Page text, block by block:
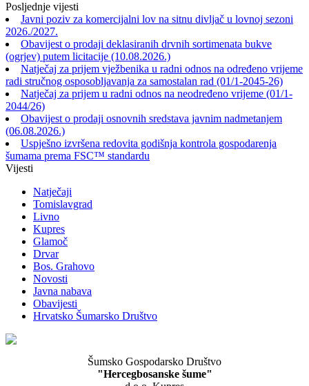
Posljednje vijesti
Javni poziv za komercijalni lov na sitnu divljač u lovnoj sezoni
2026./2027.
Obavijest o prodaji deklasiranih drvnih sortimenata bukve
(ogrjev) putem licitacije (10.08.2026.)
Natječaj za prijem vježbenika u radni odnos na određeno vrijeme
radi stručnog osposobljavanja za samostalan rad (01/1-2045-26)
Natječaj za prijem u radni odnos na neodređeno vrijeme (01/1-
2044/26)
Obavijest o prodaji osnovnih sredstava javnim nadmetanjem
(06.08.2026.)
Uspješno izvršena redovita godišnja kontrola gospodarenja
šumama prema FSC™ standardu
Vijesti
Natječaji
Tomislavgrad
Livno
Kupres
Glamoč
Drvar
Bos. Grahovo
Novosti
Javna nabava
Obavijesti
Hrvatsko Šumarsko Društvo
Šumsko Gospodarsko Društvo
"Hercegbosanske šume"